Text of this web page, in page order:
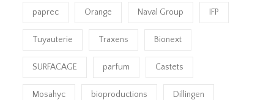
paprec Orange Naval Group IFP
Tuyauterie Traxens Bionext
SURFACAGE parfum Castets
Mosahyc bioproductions Dillingen